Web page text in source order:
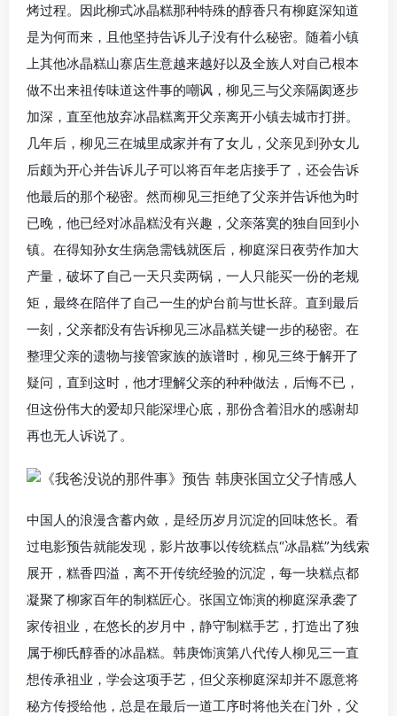
烤过程。因此柳式冰晶糕那种特殊的醇香只有柳庭深知道
是为何而来，且他坚持告诉儿子没有什么秘密。随着小镇
上其他冰晶糕山寨店生意越来越好以及全族人对自己根本
做不出来祖传味道这件事的嘲讽，柳见三与父亲隔阂逐步
加深，直至他放弃冰晶糕离开父亲离开小镇去城市打拼。
几年后，柳见三在城里成家并有了女儿，父亲见到孙女儿
后颇为开心并告诉儿子可以将百年老店接手了，还会告诉
他最后的那个秘密。然而柳见三拒绝了父亲并告诉他为时
已晚，他已经对冰晶糕没有兴趣，父亲落寞的独自回到小
镇。在得知孙女生病急需钱就医后，柳庭深日夜劳作加大
产量，破坏了自己一天只卖两锅，一人只能买一份的老规
矩，最终在陪伴了自己一生的炉台前与世长辞。直到最后
一刻，父亲都没有告诉柳见三冰晶糕关键一步的秘密。在
整理父亲的遗物与接管家族的族谱时，柳见三终于解开了
疑问，直到这时，他才理解父亲的种种做法，后悔不已，
但这份伟大的爱却只能深埋心底，那份含着泪水的感谢却
再也无人诉说了。
中国人的浪漫含蓄内敛，是经历岁月沉淀的回味悠长。看
过电影预告就能发现，影片故事以传统糕点“冰晶糕”为线索
展开，糕香四溢，离不开传统经验的沉淀，每一块糕点都
凝聚了柳家百年的制糕匠心。张国立饰演的柳庭深承袭了
家传祖业，在悠长的岁月中，静守制糕手艺，打造出了独
属于柳氏醇香的冰晶糕。韩庚饰演第八代传人柳见三一直
想传承祖业，学会这项手艺，但父亲柳庭深却并不愿意将
秘方传授给他，总是在最后一道工序时将他关在门外，父